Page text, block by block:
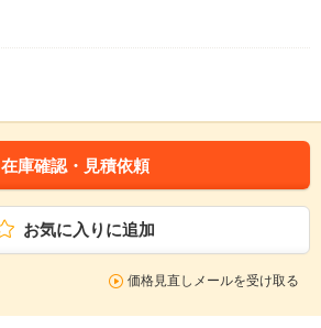
在庫確認・見積依頼
お気に入りに追加
価格見直しメールを受け取る